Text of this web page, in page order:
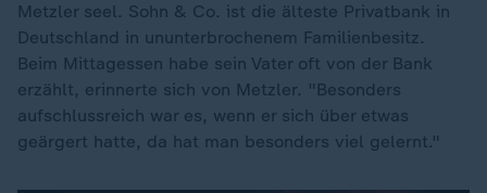
Metzler seel. Sohn & Co. ist die älteste Privatbank in
Deutschland in ununterbrochenem Familienbesitz.
Beim Mittagessen habe sein Vater oft von der Bank
erzählt, erinnerte sich von Metzler. "Besonders
aufschlussreich war es, wenn er sich über etwas
geärgert hatte, da hat man besonders viel gelernt."